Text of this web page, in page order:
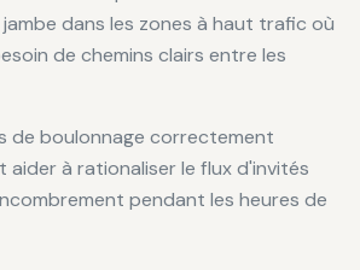
dans les zones à haut trafic où
de chemins clairs entre les
de boulonnage correctement
aider à rationaliser le flux d'invités
pendant les heures de